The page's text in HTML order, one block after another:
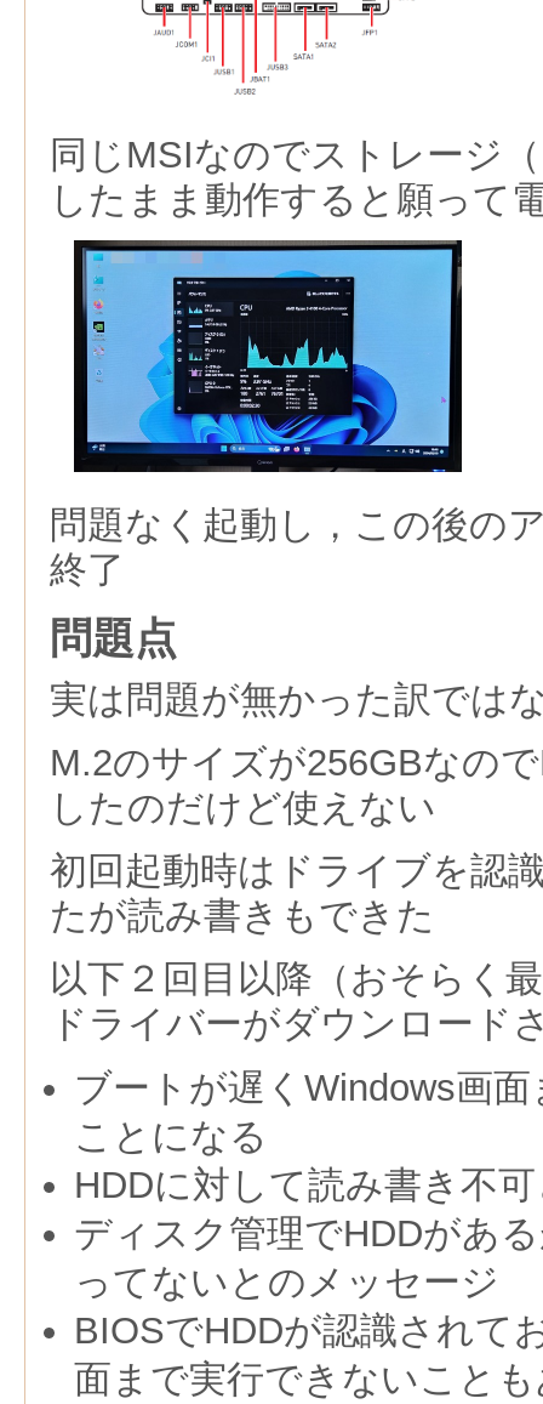
同じMSIなのでストレージ
したまま動作すると願って
問題なく起動し，この後の
終了
問題点
実は問題が無かった訳では
M.2のサイズが256GBなの
したのだけど使えない
初回起動時はドライブを認
たが読み書きもできた
以下２回目以降（おそらく
ドライバーがダウンロード
ブートが遅くWindows画
ことになる
HDDに対して読み書き不
ディスク管理でHDDがあ
ってないとのメッセージ
BIOSでHDDが認識されて
面まで実行できないこと